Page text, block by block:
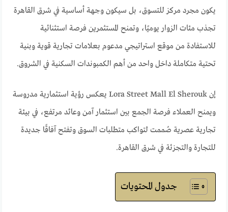
يكون مجرد مركز للتسوق، بل سيكون وجهة أساسية في شرق القاهرة
تجذب مئات الزوار يوميًا، وتمنح المستثمرين فرصة استثنائية
للاستفادة من موقع استراتيجي مدعوم بعلامات تجارية قوية وبنية
تحتية متكاملة داخل واحد من أهم الكمبوندات السكنية في الشروق.
إن Lora Street Mall El Sherouk يعكس رؤية استثمارية مدروسة
ويمنح العملاء فرصة الجمع بين استثمار آمن وعائد مرتفع، في بيئة
تجارية عصرية صُممت لتواكب متطلبات السوق وتفتح آفاقًا جديدة
للتجارة والتجزئة في شرق القاهرة.
جدول المحتويات